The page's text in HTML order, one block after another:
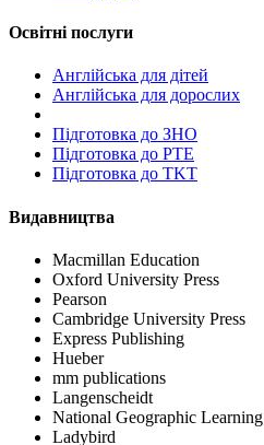
Освітні послуги
Англійська для дітей
Англійська для дорослих
Пiдготовка до ЗНО
Підготовка до PTE
Підготовка до TKT
Видавництва
Macmillan Education
Oxford University Press
Pearson
Cambridge University Press
Express Publishing
Hueber
mm publications
Langenscheidt
National Geographic Learning
Ladybird